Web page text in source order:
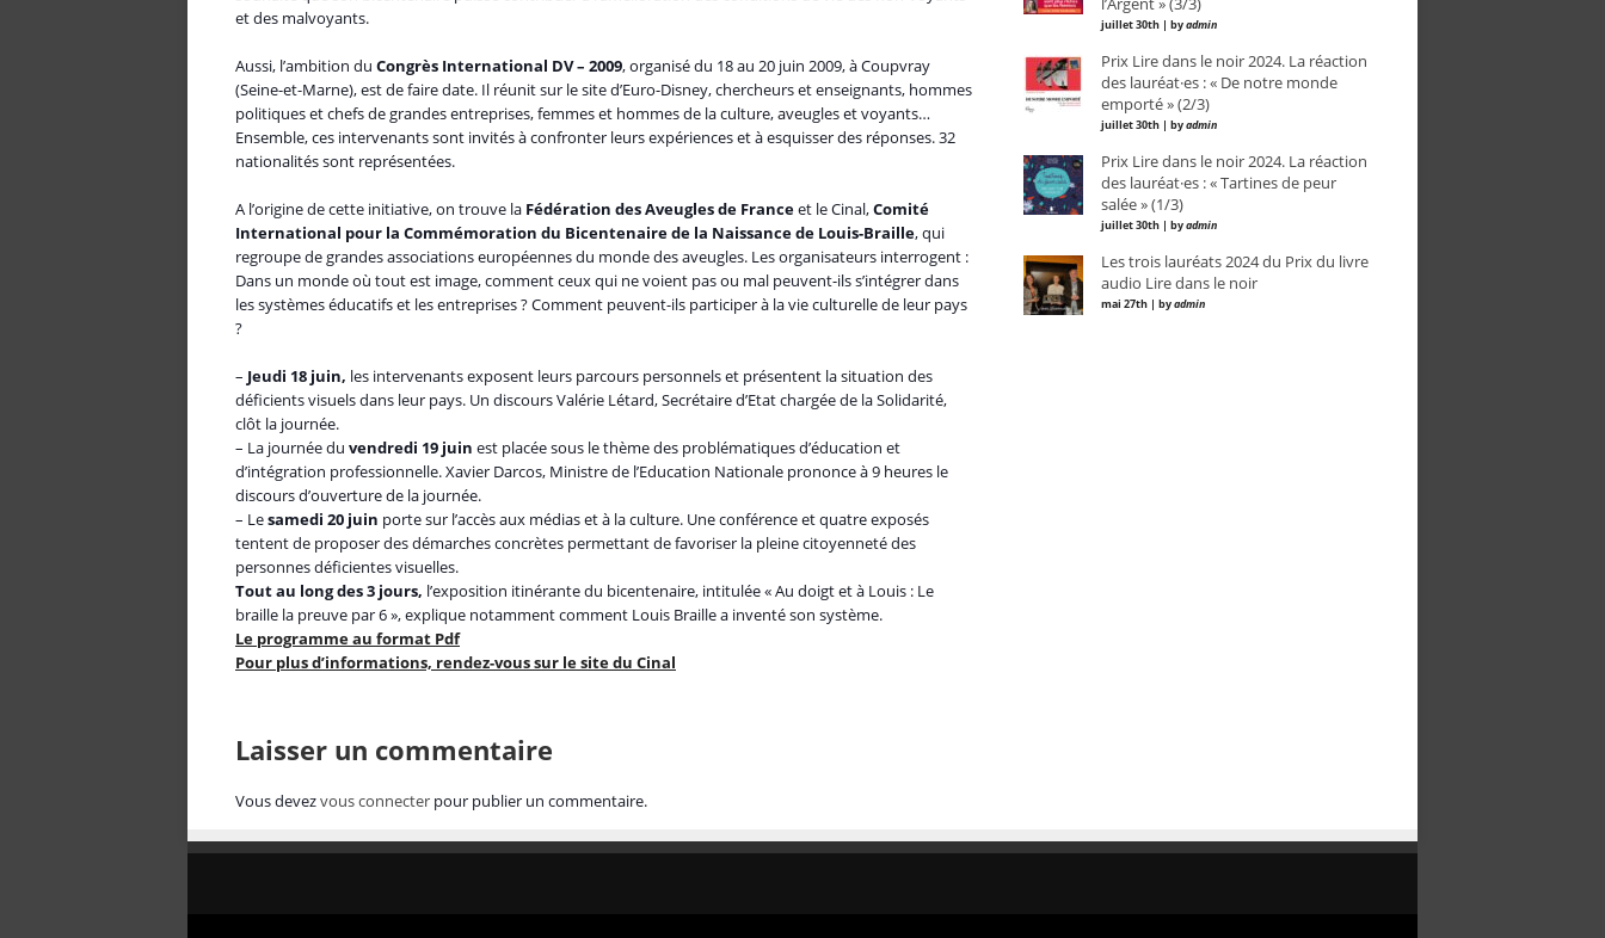
et des malvoyants.
Aussi, l’ambition du Congrès International DV – 2009, organisé du 18 au 20 juin 2009, à Coupvray
(Seine-et-Marne), est de faire date. Il réunit sur le site d’Euro-Disney, chercheurs et enseignants, hommes
politiques et chefs de grandes entreprises, femmes et hommes de la culture, aveugles et voyants…
Ensemble, ces intervenants sont invités à confronter leurs expériences et à esquisser des réponses. 32
nationalités sont représentées.
A l’origine de cette initiative, on trouve la Fédération des Aveugles de Franceet le Cinal,Comité
International pour la Commémoration du Bicentenaire de la Naissance de Louis-Braille, qui
regroupe de grandes associations européennes du monde des aveugles. Les organisateurs interrogent :
Dans un monde où tout est image, comment ceux qui ne voient pas ou mal peuvent-ils s’intégrer dans
les systèmes éducatifs et les entreprises ? Comment peuvent-ils participer à la vie culturelle de leur pays
?
– Jeudi 18 juin, les intervenants exposent leurs parcours personnels et présentent la situation des
déficients visuels dans leur pays. Un discours Valérie Létard, Secrétaire d’Etat chargée de la Solidarité,
clôt la journée.
– La journée du vendredi 19 juin est placée sous le thème des problématiques d’éducation et
d’intégration professionnelle. Xavier Darcos, Ministre de l’Education Nationale prononce à 9 heures le
discours d’ouverture de la journée.
– Lesamedi 20 juin porte sur l’accès aux médias et à la culture. Une conférence et quatre exposés
tentent de proposer des démarches concrètes permettant de favoriser la pleine citoyenneté des
personnes déficientes visuelles.
Tout au long des 3 jours, l’exposition itinérante du bicentenaire, intitulée « Au doigt et à Louis : Le
braille la preuve par 6 », explique notamment comment Louis Braille a inventé son système.
Le programme au format Pdf
Pour plus d’informations, rendez-vous sur le site du Cinal
Laisser un commentaire
Vous devezvous connecter pour publier un commentaire.
juillet 30th | byadmin
Prix Lire dans le noir 2024. La réaction
des lauréat·es : « De notre monde
emporté » (2/3)
juillet 30th | byadmin
Prix Lire dans le noir 2024. La réaction
des lauréat·es : « Tartines de peur
salée » (1/3)
juillet 30th | byadmin
Les trois lauréats 2024 du Prix du livre
audio Lire dans le noir
mai 27th | byadmin